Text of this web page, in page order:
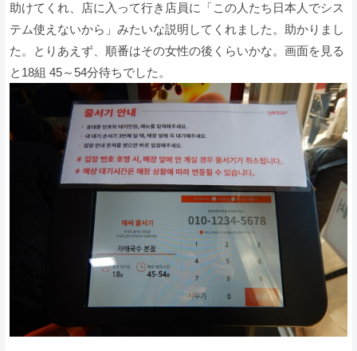
助けてくれ、店に入って行き店員に「この人たち日本人でシス
テム使えないから」みたいな説明してくれました。助かりまし
た。とりあえず、順番はその女性の後くらいかな。画面を見る
と18組 45～54分待ちでした。